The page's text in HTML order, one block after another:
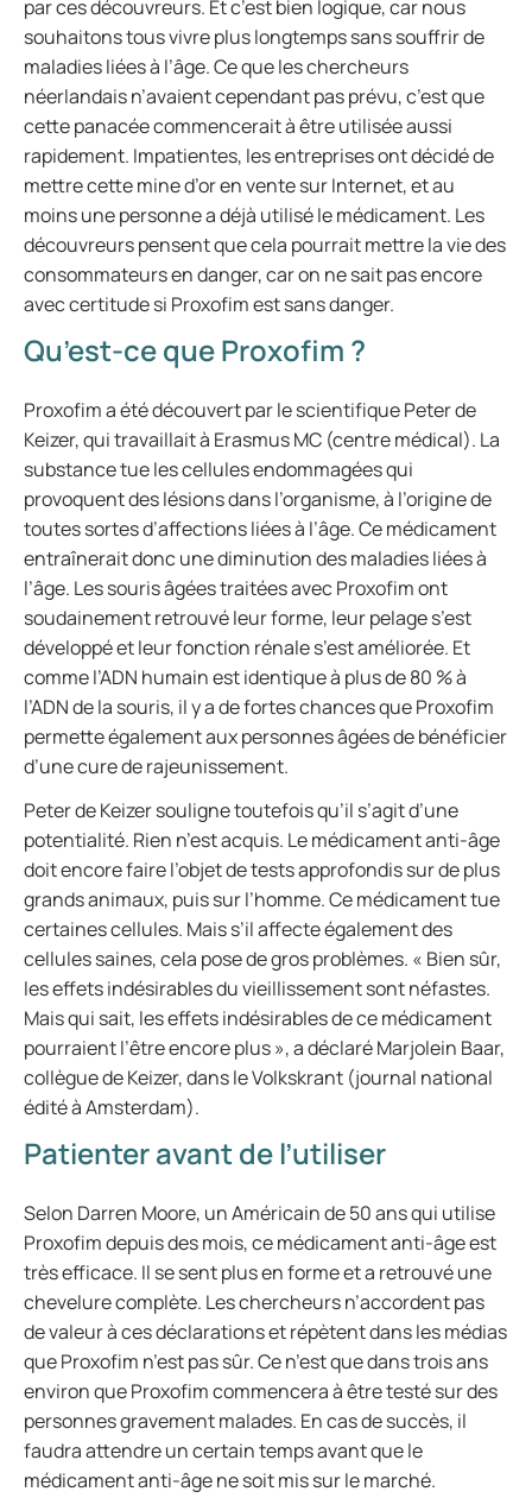
par ces découvreurs. Et c’est bien logique, car nous
souhaitons tous vivre plus longtemps sans souffrir de
maladies liées à l’âge. Ce que les chercheurs
néerlandais n’avaient cependant pas prévu, c’est que
cette panacée commencerait à être utilisée aussi
rapidement. Impatientes, les entreprises ont décidé de
mettre cette mine d’or en vente sur Internet, et au
moins une personne a déjà utilisé le médicament. Les
découvreurs pensent que cela pourrait mettre la vie des
consommateurs en danger, car on ne sait pas encore
avec certitude si Proxofim est sans danger.
Qu’est-ce que Proxofim ?
Proxofim a été découvert par le scientifique Peter de
Keizer, qui travaillait à Erasmus MC (centre médical). La
substance tue les cellules endommagées qui
provoquent des lésions dans l’organisme, à l’origine de
toutes sortes d’affections liées à l’âge. Ce médicament
entraînerait donc une diminution des maladies liées à
l’âge. Les souris âgées traitées avec Proxofim ont
soudainement retrouvé leur forme, leur pelage s’est
développé et leur fonction rénale s’est améliorée. Et
comme l’ADN humain est identique à plus de 80 % à
l’ADN de la souris, il y a de fortes chances que Proxofim
permette également aux personnes âgées de bénéficier
d’une cure de rajeunissement.
Peter de Keizer souligne toutefois qu’il s’agit d’une
potentialité. Rien n’est acquis. Le médicament anti-âge
doit encore faire l’objet de tests approfondis sur de plus
grands animaux, puis sur l’homme. Ce médicament tue
certaines cellules. Mais s’il affecte également des
cellules saines, cela pose de gros problèmes. « Bien sûr,
les effets indésirables du vieillissement sont néfastes.
Mais qui sait, les effets indésirables de ce médicament
pourraient l’être encore plus », a déclaré Marjolein Baar,
collègue de Keizer, dans le Volkskrant (journal national
édité à Amsterdam).
Patienter avant de l’utiliser
Selon Darren Moore, un Américain de 50 ans qui utilise
Proxofim depuis des mois, ce médicament anti-âge est
très efficace. Il se sent plus en forme et a retrouvé une
chevelure complète. Les chercheurs n’accordent pas
de valeur à ces déclarations et répètent dans les médias
que Proxofim n’est pas sûr. Ce n’est que dans trois ans
environ que Proxofim commencera à être testé sur des
personnes gravement malades. En cas de succès, il
faudra attendre un certain temps avant que le
médicament anti-âge ne soit mis sur le marché.